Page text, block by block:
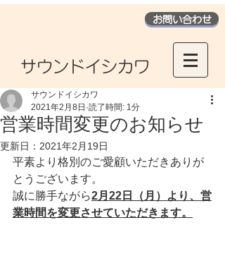
お問い合わせ
​サウンドイシカワ
営業時間変更のお知らせ
サウンドイシカワ
2021年2月8日 読了時間: 1分
更新日： 2021年2月19日
平素より格別のご愛顧いただきありが
とうございます。
誠に勝手ながら2月22日（月）より、営
業時間を変更させていただきます。